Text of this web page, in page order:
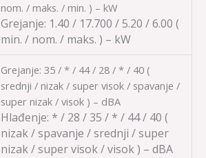
nom. / maks. / min. ) – kW
Grejanje: 1.40 / 17.700 / 5.20 / 6.00 (
min. / nom. / maks. ) – kW
Grejanje: 35 / * / 44 / 28 / * / 40 (
srednji / nizak / super visok / spavanje /
super nizak / visok ) – dBA
Hlađenje: * / 28 / 35 / * / 44 / 40 (
nizak / spavanje / srednji / super
nizak / super visok / visok ) – dBA